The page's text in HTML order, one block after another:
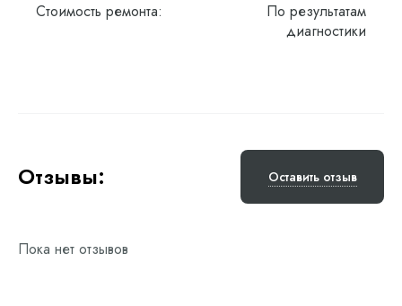
Стоимость ремонта:
По результатам
диагностики
Отзывы: Оставить отзыв
Пока нет отзывов